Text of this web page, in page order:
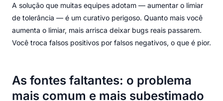
A solução que muitas equipes adotam — aumentar o limiar
de tolerância — é um curativo perigoso. Quanto mais você
aumenta o limiar, mais arrisca deixar bugs reais passarem.
Você troca falsos positivos por falsos negativos, o que é pior.
As fontes faltantes: o problema
mais comum e mais subestimado